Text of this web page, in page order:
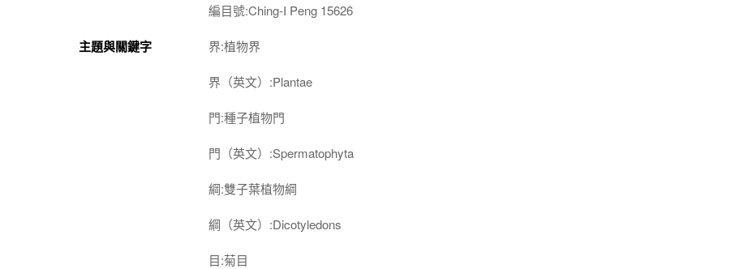
編目號:Ching-I Peng 15626
主題與關鍵字 界:植物界
界（英文）:Plantae
門:種子植物門
門（英文）:Spermatophyta
綱:雙子葉植物綱
綱（英文）:Dicotyledons
目:菊目